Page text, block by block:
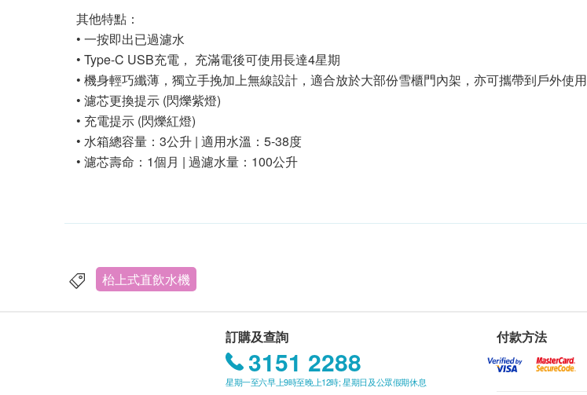
其他特點：
• 一按即出已過濾水
• Type-C USB充電， 充滿電後可使用長達4星期
• 機身輕巧纖薄，獨立手挽加上無線設計，適合放於大部份雪櫃門內架，亦可攜帶到戶外使用
• 濾芯更換提示 (閃爍紫燈)
• 充電提示 (閃爍紅燈)
• 水箱總容量：3公升 | 適用水溫：5-38度
• 濾芯壽命：1個月 | 過濾水量：100公升
枱上式直飲水機
訂購及查詢
3151 2288
星期一至六早上9時至晚上12時; 星期日及公眾假期休息
付款方法